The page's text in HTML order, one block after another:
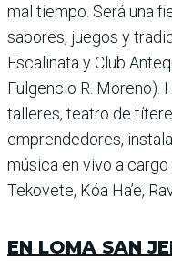
mal tiempo. Será una
sabores, jue­gos y
Escalinata y Club
Fulgencio R. Moreno).
talleres, teatro de
emprendedores,
música en vivo a
Tekovete, Kóa Ha’e,
EN LOMA SAN